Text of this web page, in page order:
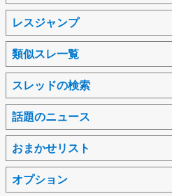
レスジャンプ
類似スレ一覧
スレッドの検索
話題のニュース
おまかせリスト
オプション